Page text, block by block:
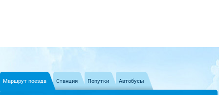
Маршрут поезда Станция Попутки Автобусы